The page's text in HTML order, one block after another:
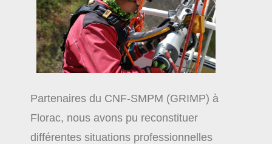
Partenaires du CNF-SMPM (GRIMP) à
Florac, nous avons pu reconstituer
différentes situations professionnelles